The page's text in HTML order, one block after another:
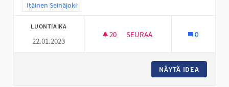
Rajaa tulokset teeman mukaan: Itäinen Seinäjoki
Itäinen Seinäjoki
LUONTIAIKA
22.01.2023
20 20 SEURAAJAA
SEURAA 0
NÄYTÄ IDEA